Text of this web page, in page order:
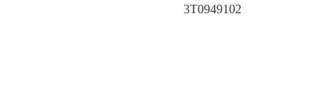
3T0949102